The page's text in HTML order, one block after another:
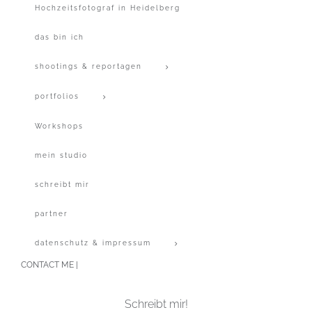
Hochzeitsfotograf in Heidelberg
das bin ich
shootings & reportagen
portfolios
Workshops
mein studio
schreibt mir
partner
datenschutz & impressum
CONTACT ME |
Schreibt mir!